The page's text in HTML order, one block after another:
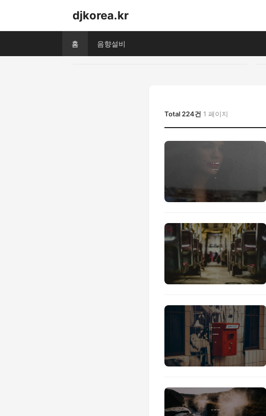
djkorea.kr
홈 음향설비
Total 224건 1 페이지